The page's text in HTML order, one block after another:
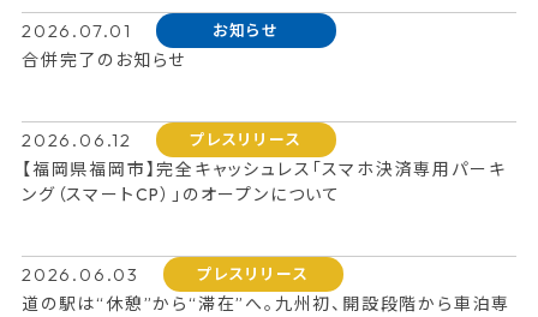
2026.07.01 お知らせ
合併完了のお知らせ
2026.06.12 プレスリリース
【福岡県福岡市】完全キャッシュレス「スマホ決済専用パーキ
ング（スマートCP）」のオープンについて
2026.06.03 プレスリリース
道の駅は“休憩”から“滞在”へ。九州初、開設段階から車泊専